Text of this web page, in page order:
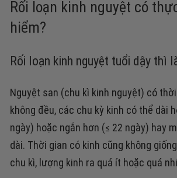
Rối loạn kinh nguyệt có
hiểm?
Rối loạn kinh nguyệt tuổi dậy thì
Nguyệt san (chu kì kinh nguyệt) có
không đều, các chu kỳ kinh có thể dài
ngày) hoặc ngắn hơn (≤ 22 ngày) hay
dài. Thời gian có kinh cũng không
chu kì, l ượng kinh ra quá ít hoặc quá